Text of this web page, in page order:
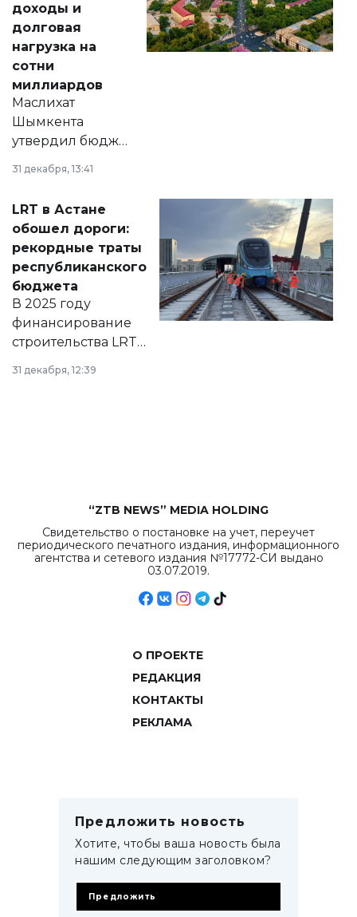
доходы и
долговая
нагрузка на
сотни
миллиардов
Маслихат
Шымкента
утвердил бюджет
города на 2026–
2028 годы.
документ
появился в базе
нормативных
правовых актов и
на сайте маслихат
города.
31 декабря, 13:41
LRT в Астане
обошел дороги:
рекордные траты
республиканского
бюджета
В 2025 году
финансирование
строительства LRT
в Астане из
республиканского
31 декабря, 12:39
“ZTB NEWS” MEDIA HOLDING
Свидетельство о постановке на учет, переучет
периодического печатного издания, информационного
агентства и сетевого издания №17772-СИ выдано
03.07.2019.
О ПРОЕКТЕ
РЕДАКЦИЯ
КОНТАКТЫ
РЕКЛАМА
Предложить новость
Хотите, чтобы ваша новость была
нашим следующим заголовком?
Предложить